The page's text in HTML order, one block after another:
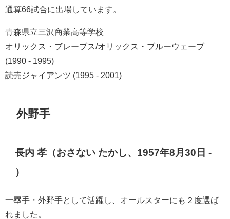
通算66試合に出場しています。
青森県立三沢商業高等学校
オリックス・ブレーブス/オリックス・ブルーウェーブ
(1990 - 1995)
読売ジャイアンツ (1995 - 2001)
外野手
長内 孝（おさない たかし、1957年8月30日 -
）
一塁手・外野手として活躍し、オールスターにも２度選ば
れました。